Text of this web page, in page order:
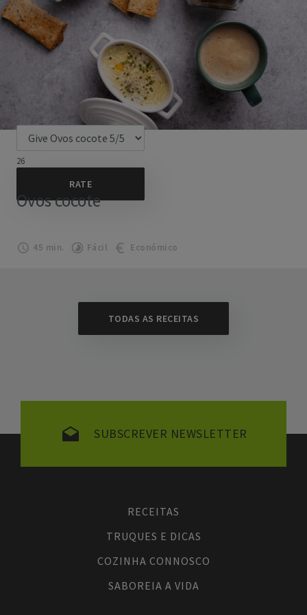
26
Ovos cocote
45 min. Fácil Económico
TODAS AS RECEITAS
SUBSCREVER NEWSLETTER
RECEITAS
TRUQUES E DICAS
COZINHA CONNOSCO
SABOREIA A VIDA